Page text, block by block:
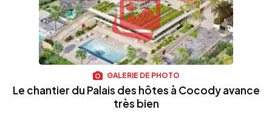
GALERIE DE PHOTO
Le chantier du Palais des hôtes à Cocody avance
très bien